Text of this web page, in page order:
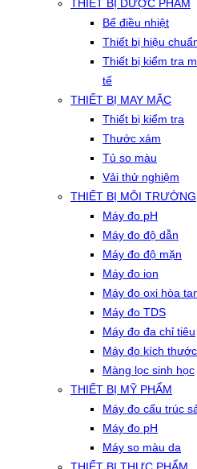
THIẾT BỊ DƯỢC PHẨM
Bể điều nhiệt
Thiết bị hiệu
Thiết bị kiểm tra
tế
THIẾT BỊ MAY MẶC
Thiết bị kiểm tra
Thước xám
Tủ so màu
Vải thử nghiệm
THIẾT BỊ MÔI TRƯỜNG
Máy đo pH
Máy đo độ dẫn
Máy đo độ mặn
Máy đo ion
Máy đo oxi hòa
Máy đo TDS
Máy đo đa chỉ tiêu
Máy đo kích
Màng lọc sinh học
THIẾT BỊ MỸ PHẨM
Máy đo cấu trúc
Máy đo pH
Máy so màu da